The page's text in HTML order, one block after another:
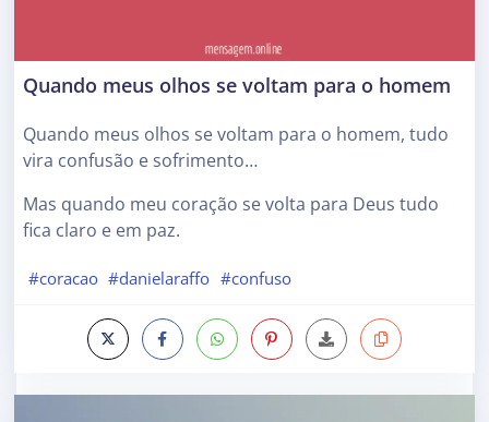
Quando meus olhos se voltam para o homem
Quando meus olhos se voltam para o homem, tudo
vira confusão e sofrimento…
Mas quando meu coração se volta para Deus tudo
fica claro e em paz.
#coracao #danielaraffo #confuso